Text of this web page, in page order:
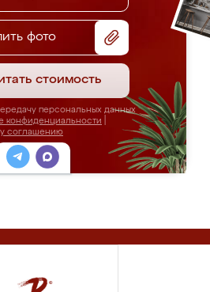
фото
стоимость
персональных данных
конфиденциальности
соглашению